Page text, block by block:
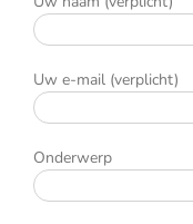
Uw e-mail (verplicht)
Onderwerp